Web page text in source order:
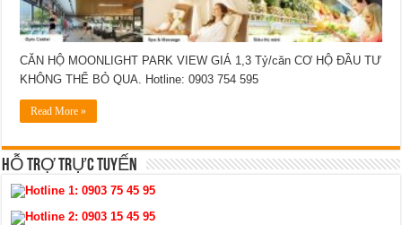
CĂN HỘ MOONLIGHT PARK VIEW GIÁ 1,3 Tỷ/căn CƠ HỘ ĐẦU TƯ
KHÔNG THỂ BỎ QUA. Hotline: 0903 754 595
Read More »
HỖ TRỢ TRỰC TUYẾN
Hotline 1:0903 75 45 95
Hotline 2:0903 15 45 95